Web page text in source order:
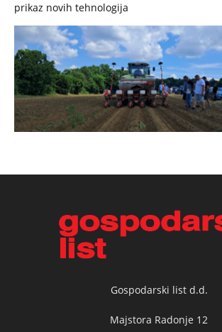
prikaz novih tehnologija
Gospodarski list d.d.
Majstora Radonje 12